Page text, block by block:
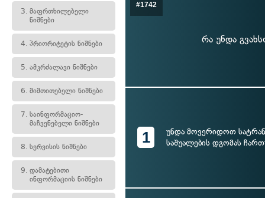
3. მაფრთხილებელი
ნიშნები
4. პრიორიტეტის ნიშნები
5. ამკრძალავი ნიშნები
6. მიმთითებელი ნიშნები
7. საინფორმაციო-
მაჩვენებელი ნიშნები
8. სერვისის ნიშნები
9. დამატებითი
ინფორმაციის ნიშნები
#1742
რა უნდა
1
უნდა მოვერიდოთ
საშუალების დგომას